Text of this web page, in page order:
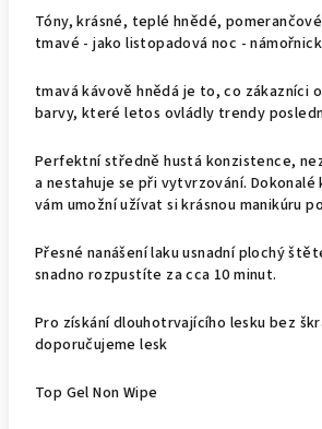
Tóny, krásné, teplé hnědé,
tmavé - jako listopadová noc -
tmavá kávově hnědá je to, co zákazníci
barvy, které letos ovládly trendy
Perfektní středně hustá konzistence,
a nestahuje se při vytvrzování.
vám umožní užívat si krásnou manikúru
Přesné nanášení laku usnadní plochý
snadno rozpustíte za cca 10 minut.
Pro získání dlouhotrvajícího lesku bez
doporučujeme lesk
Top Gel Non Wipe